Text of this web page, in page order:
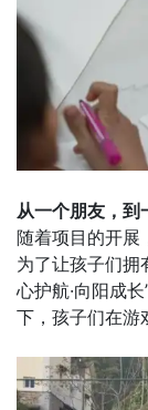
从一个朋友，到
随着项目的开展
为了让孩子们拥
心护航·向阳成
下，孩子们在游